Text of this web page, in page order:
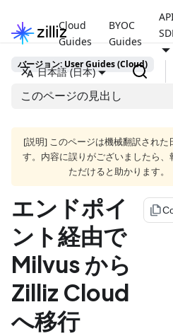
Cloud
Guides
BYOC
Guides
日本語 (日本)
バージョン: User Guides (Cloud)
このページの見出し
[説明] このページは機械翻訳された
す。内容に誤りがございましたら、
ただけると助かります。
エンドポイ
ント経由で
Milvus から
Zilliz Cloud
へ移行
file_copy